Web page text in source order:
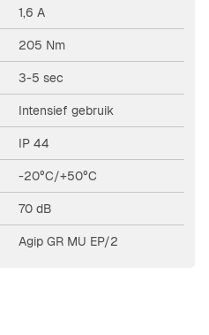
1,6 A
205 Nm
3-5 sec
Intensief gebruik
IP 44
-20°C/+50°C
70 dB
Agip GR MU EP/2